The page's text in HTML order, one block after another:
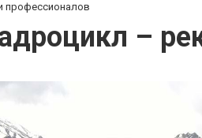
профессионалов
–